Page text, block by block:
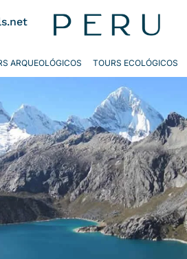
ARQUEOLÓGICOS TOURS ECOLÓGICOS